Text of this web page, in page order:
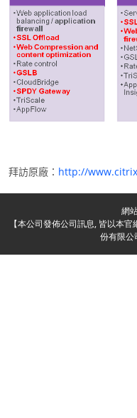
拜訪原廠： http://
網
【本公司發佈公司訊息, 皆以本
份有限